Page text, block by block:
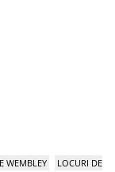
WEMBLEY
LOCURI DE